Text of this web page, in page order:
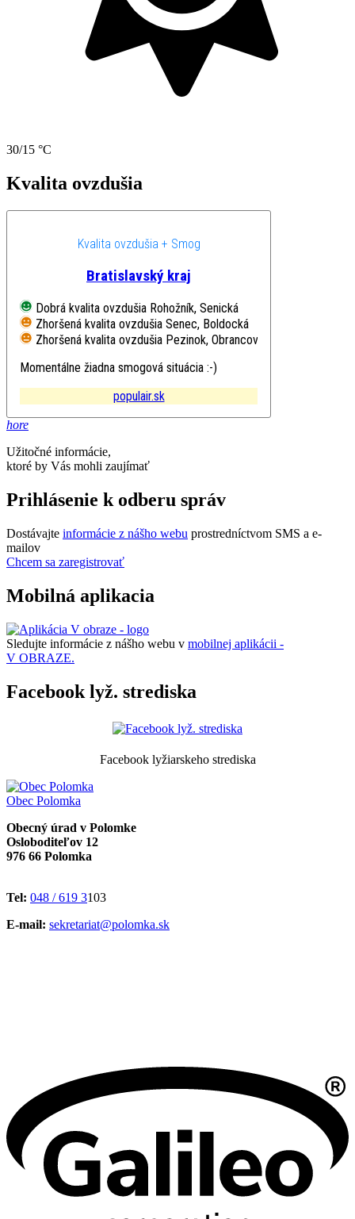
30/15 °C
Kvalita ovzdušia
Kvalita ovzdušia + Smog
Bratislavský kraj
Dobrá kvalita ovzdušia Rohožník, Senická
Zhoršená kvalita ovzdušia Senec, Boldocká
Zhoršená kvalita ovzdušia Pezinok, Obrancov mieru
Momentálne žiadna smogová situácia :-)
populair.sk
hore
Užitočné informácie,
ktoré by Vás mohli zaujímať
Prihlásenie k odberu správ
Dostávajte informácie z nášho webu prostredníctvom SMS a e-
mailov
Chcem sa zaregistrovať
Mobilná aplikacia
Sledujte informácie z nášho webu v mobilnej aplikácii -
V OBRAZE.
Facebook lyž. strediska
Facebook lyžiarskeho strediska
Obec Polomka
Obecný úrad v Polomke
Osloboditeľov 12
976 66 Polomka
Tel: 048 / 619 3103
E-mail: sekretariat@polomka.sk